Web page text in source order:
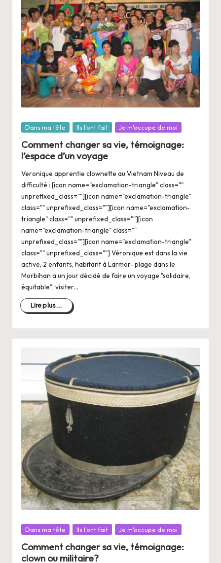
Posté
Dans ma tête Ils l'ont fait Je m'occupe de moi
Comment changer sa vie, témoignage:
l’espace d’un voyage
Veronique apprentie clownette au Vietnam Niveau de
difficulté : [icon name="exclamation-triangle" class=""
unprefixed_class=""][icon name="exclamation-triangle"
class="" unprefixed_class=""][icon name="exclamation-
triangle" class="" unprefixed_class=""][icon
name="exclamation-triangle" class=""
unprefixed_class=""][icon name="exclamation-triangle"
class="" unprefixed_class=""] Véronique est dans la vie
active, 2 enfants, habitant à Larmor- plage dans le
Morbihan a un jour décidé de faire un voyage "solidaire,
équitable", visiter…
Lire plus...
Posté
Dans ma tête Ils l'ont fait Je m'occupe de moi
Comment changer sa vie, témoignage:
clown ou militaire?